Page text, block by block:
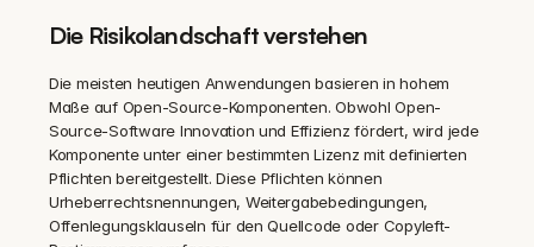
Die Risikolandschaft verstehen
Die meisten heutigen Anwendungen basieren in hohem
Maße auf Open-Source-Komponenten. Obwohl Open-
Source-Software Innovation und Effizienz fördert, wird jede
Komponente unter einer bestimmten Lizenz mit definierten
Pflichten bereitgestellt. Diese Pflichten können
Urheberrechtsnennungen, Weitergabebedingungen,
Offenlegungsklauseln für den Quellcode oder Copyleft-